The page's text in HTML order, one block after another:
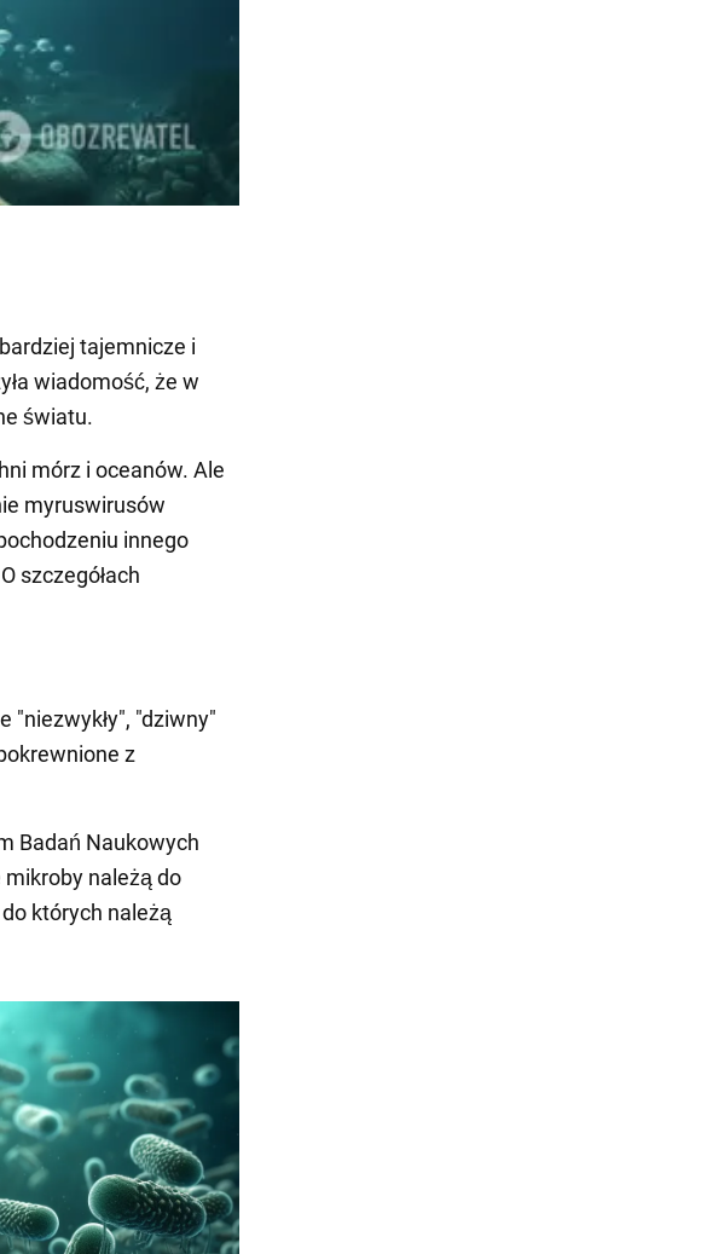
tajemnicze i
wiadomość, że w
światu.
mórz i oceanów. Ale
myruswirusów
innego
szczegółach
"niezwykły", "dziwny"
z
Badań Naukowych
należą do
których należą